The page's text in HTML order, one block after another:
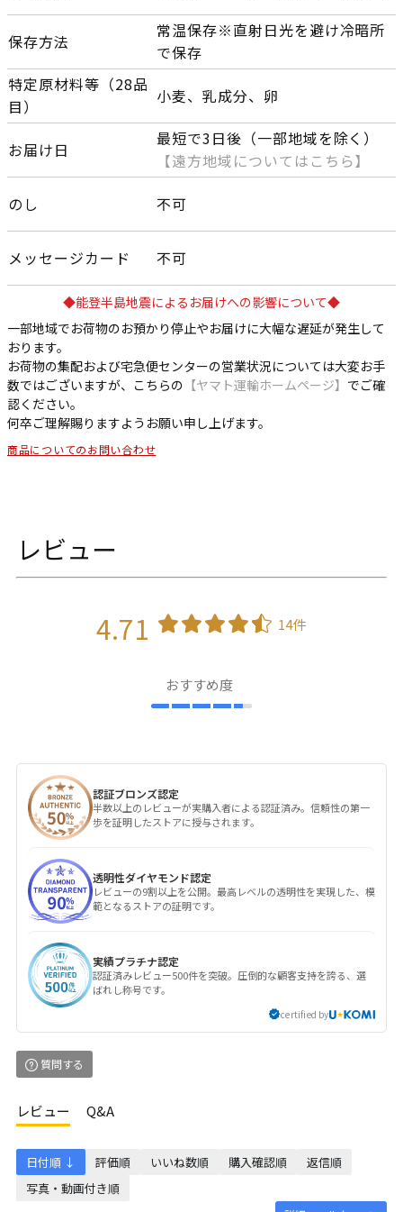
保存方法
常温保存※直射日光を避け冷暗所
で保存
特定原材料等（28品
目）
小麦、乳成分、卵
お届け日
最短で3日後（一部地域を除く）
【遠方地域についてはこちら】
のし
不可
メッセージカード 不可
◆能登半島地震によるお届けへの影響について◆
一部地域でお荷物のお預かり停止やお届けに大幅な遅延が発生して
おります。
お荷物の集配および宅急便センターの営業状況については大変お手
数ではございますが、こちらの 【ヤマト運輸ホームページ】 でご確
認ください。
何卒ご理解賜りますようお願い申し上げます。
商品についてのお問い合わせ
レビュー
4.71 14件
おすすめ度
認証ブロンズ認定
半数以上のレビューが実購入者による認証済み。信頼性の第一
歩を証明したストアに授与されます。
透明性ダイヤモンド認定
レビューの9割以上を公開。最高レベルの透明性を実現した、模
範となるストアの証明です。
実績プラチナ認定
認証済みレビュー500件を突破。圧倒的な顧客支持を誇る、選
ばれし称号です。
certified by
質問する
レビュー Q&A
日付順 ↓ 評価順 いいね数順 購入確認順
返信順
写真・動画付き順